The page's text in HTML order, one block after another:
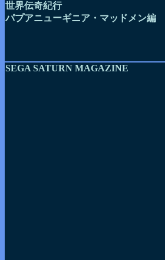
世界伝奇紀行
パプアニューギニア・マッドメン編
SEGA SATURN MAGAZINE